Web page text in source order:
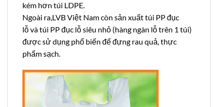
kém hơn túi LDPE.
Ngoài ra,LVB Việt Nam còn sản xuất túi PP đục
lỗ và túi PP đục lỗ siêu nhỏ (hàng ngàn lỗ trên 1 túi)
được sử dụng phổ biến để đựng rau quả, thực
phẩm sạch.